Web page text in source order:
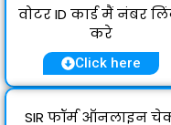
वोटर ID कार्ड मैं नंबर
करे
Click here
SIR फॉर्म ऑनलाइन